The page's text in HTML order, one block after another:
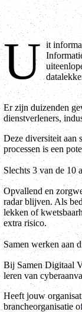
U it
Er zijn duizenden
dienstverleners,
Deze diversiteit aan
processen is een
Slechts 3 van de 10
Opvallend en
radar blijven. Als
lekken of
extra risico.
Samen werken aan
Bij Samen Digitaal
leren van
Heeft jouw
brancheorganisatie